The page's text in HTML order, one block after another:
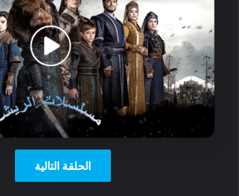
الحلقة التالية